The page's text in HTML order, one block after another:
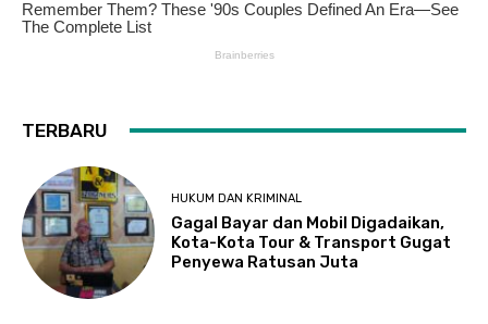
TERBARU
HUKUM DAN KRIMINAL
Gagal Bayar dan Mobil Digadaikan,
Kota-Kota Tour & Transport Gugat
Penyewa Ratusan Juta